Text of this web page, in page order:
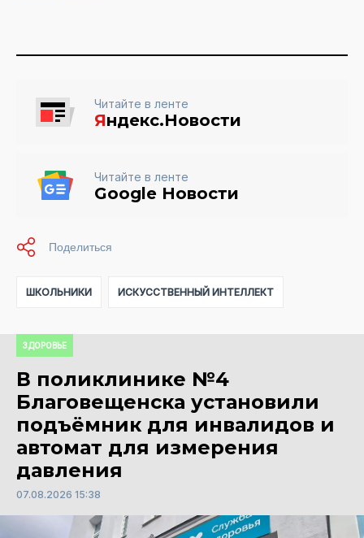
Читайте в ленте
Яндекс.Новости
Читайте в ленте
Google Новости
ШКОЛЬНИКИ ИСКУССТВЕННЫЙ ИНТЕЛЛЕКТ
ЗДОРОВЬЕ
В поликлинике №4
Благовещенска установили
подъёмник для инвалидов и
автомат для измерения
давления
07.08.2026 15:38